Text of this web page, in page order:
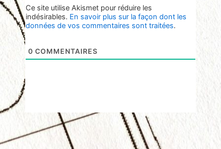
Ce site utilise Akismet pour réduire les
indésirables. En savoir plus sur la façon dont les
données de vos commentaires sont traitées.
0 COMMENTAIRES